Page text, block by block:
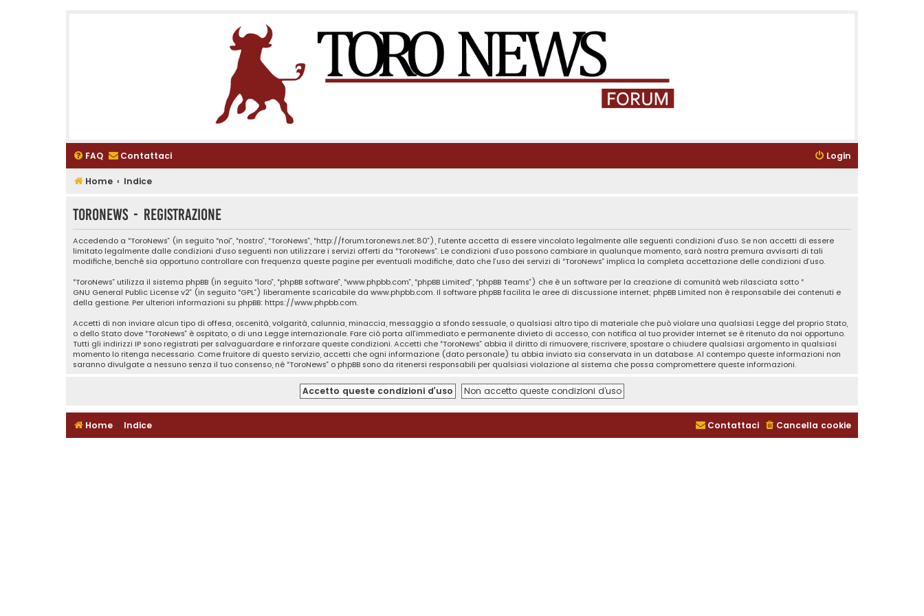
FAQ Contattaci Login
Home Indice
ToroNews - Registrazione
Accedendo a “ToroNews” (in seguito “noi”, “nostro”, “ToroNews”, “http://forum.toronews.net:80”), l’utente accetta di essere vincolato legalmente alle seguenti condizioni d’uso. Se non accetti di essere
limitato legalmente dalle condizioni d’uso seguenti non utilizzare i servizi offerti da “ToroNews”. Le condizioni d’uso possono cambiare in qualunque momento, sarà nostra premura avvisarti di tali
modifiche, benché sia opportuno controllare con frequenza queste pagine per eventuali modifiche, dato che l’uso dei servizi di “ToroNews” implica la completa accettazione delle condizioni d’uso.
“ToroNews” utilizza il sistema phpBB (in seguito “loro”, “phpBB software”, “www.phpbb.com”, “phpBB Limited”, “phpBB Teams”) che è un software per la creazione di comunità web rilasciata sotto “
GNU General Public License v2” (in seguito “GPL”) liberamente scaricabile da www.phpbb.com. Il software phpBB facilita le aree di discussione internet; phpBB Limited non è responsabile dei contenuti e
della gestione. Per ulteriori informazioni su phpBB: https://www.phpbb.com.
Accetti di non inviare alcun tipo di offesa, oscenità, volgarità, calunnia, minaccia, messaggio a sfondo sessuale, o qualsiasi altro tipo di materiale che può violare una qualsiasi Legge del proprio Stato,
o dello Stato dove “ToroNews” è ospitato, o di una Legge internazionale. Fare ciò porta all’immediato e permanente divieto di accesso, con notifica al tuo provider Internet se è ritenuto da noi opportuno.
Tutti gli indirizzi IP sono registrati per salvaguardare e rinforzare queste condizioni. Accetti che “ToroNews” abbia il diritto di rimuovere, riscrivere, spostare o chiudere qualsiasi argomento in qualsiasi
momento lo ritenga necessario. Come fruitore di questo servizio, accetti che ogni informazione (dato personale) tu abbia inviato sia conservata in un database. Al contempo queste informazioni non
saranno divulgate a nessuno senza il tuo consenso, né “ToroNews” o phpBB sono da ritenersi responsabili per qualsiasi violazione al sistema che possa compromettere queste informazioni.
Home Indice Cancella cookie
Contattaci